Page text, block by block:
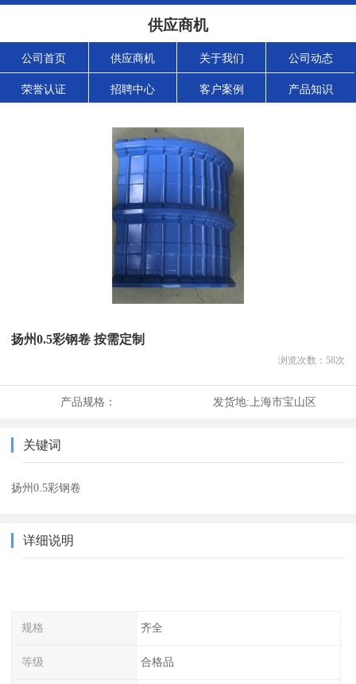
供应商机
公司首页 供应商机 关于我们 公司动态
荣誉认证 招聘中心 客户案例 产品知识
扬州0.5彩钢卷 按需定制
浏览次数： 58次
产品规格： 发货地: 上海市宝山区
关键词
扬州0.5彩钢卷
详细说明
规格 齐全
等级 合格品